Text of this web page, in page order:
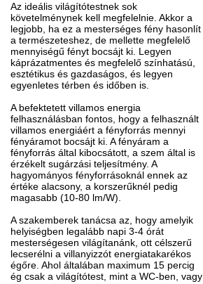
Az ideális világítótestnek sok
követelménynek kell megfelelnie. Akkor a
legjobb, ha ez a mesterséges fény hasonlít
a természeteshez, de mellette megfelelő
mennyiségű fényt bocsájt ki. Legyen
káprázatmentes és megfelelő színhatású,
esztétikus és gazdaságos, és legyen
egyenletes térben és időben is.
A befektetett villamos energia
felhasználásban fontos, hogy a felhasznált
villamos energiáért a fényforrás mennyi
fényáramot bocsájt ki. A fényáram a
fényforrás által kibocsátott, a szem által is
érzékelt sugárzási teljesítmény. A
hagyományos fényforrásoknál ennek az
értéke alacsony, a korszerűknél pedig
magasabb (10-80 lm/W).
A szakemberek tanácsa az, hogy amelyik
helyiségben legalább napi 3-4 órát
mesterségesen világítanánk, ott célszerű
lecserélni a villanyizzót energiatakarékos
égőre. Ahol általában maximum 15 percig
ég csak a világítótest, mint a WC-ben, vagy